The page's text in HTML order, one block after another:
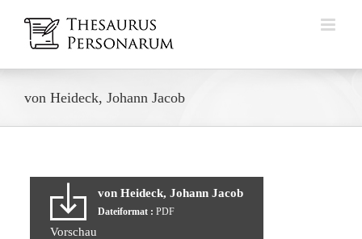
Inhalt
springen
von Heideck, Johann Jacob
von Heideck, Johann Jacob
Dateiformat : PDF
Vorschau